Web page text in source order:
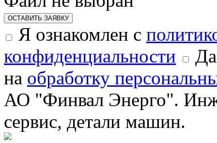
ОСТАВИТЬ ЗАЯВКУ
Я ознакомлен с
конфиденциальности
на обработку
АО "Финвал Энерго".
сервис, детали машин.